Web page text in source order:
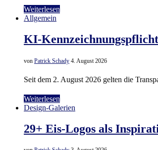
Weiterlesen
Allgemein
KI-Kennzeichnungspflicht
von Patrick Schady 4. August 2026
Seit dem 2. August 2026 gelten die
Weiterlesen
Design-Galerien
29+ Eis-Logos als